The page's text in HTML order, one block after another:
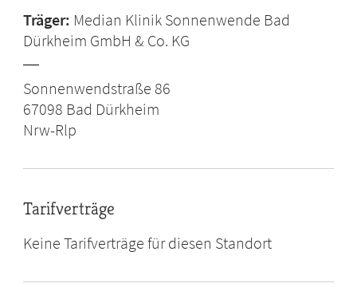
Träger: Median Klinik Sonnenwende Bad
Dürkheim GmbH & Co. KG
Sonnenwendstraße 86
67098 Bad Dürkheim
Nrw-Rlp
Tarifverträge
Keine Tarifverträge für diesen Standort